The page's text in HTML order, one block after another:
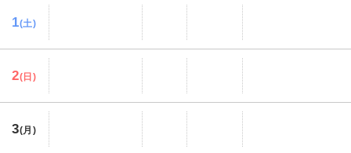
1(土)
2(日)
3(月)